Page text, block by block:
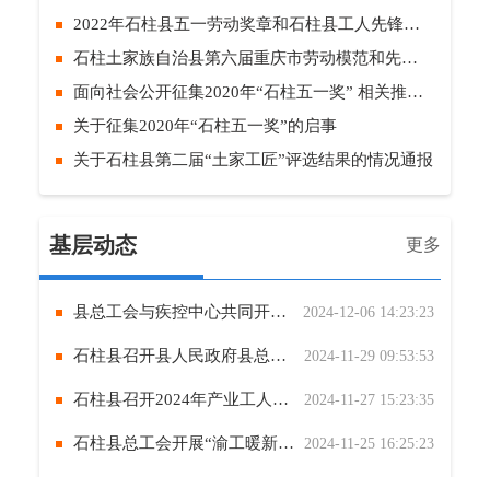
2022年石柱县五一劳动奖章和石柱县工人先锋号拟表彰人选（集体）公示
石柱土家族自治县第六届重庆市劳动模范和先进工作者候选人公示
面向社会公开征集2020年“石柱五一奖” 相关推荐表
关于征集2020年“石柱五一奖”的启事
关于石柱县第二届“土家工匠”评选结果的情况通报
基层动态 更多
县总工会与疾控中心共同开展 “12.1” 艾滋病日宣传活动 2024-12-06 14:23:23
石柱县召开县人民政府县总工会联席会 2024-11-29 09:53:53
石柱县召开2024年产业工人队伍建设改革联席会 2024-11-27 15:23:35
石柱县总工会开展“渝工暖新·工会体检行”活动 2024-11-25 16:25:23